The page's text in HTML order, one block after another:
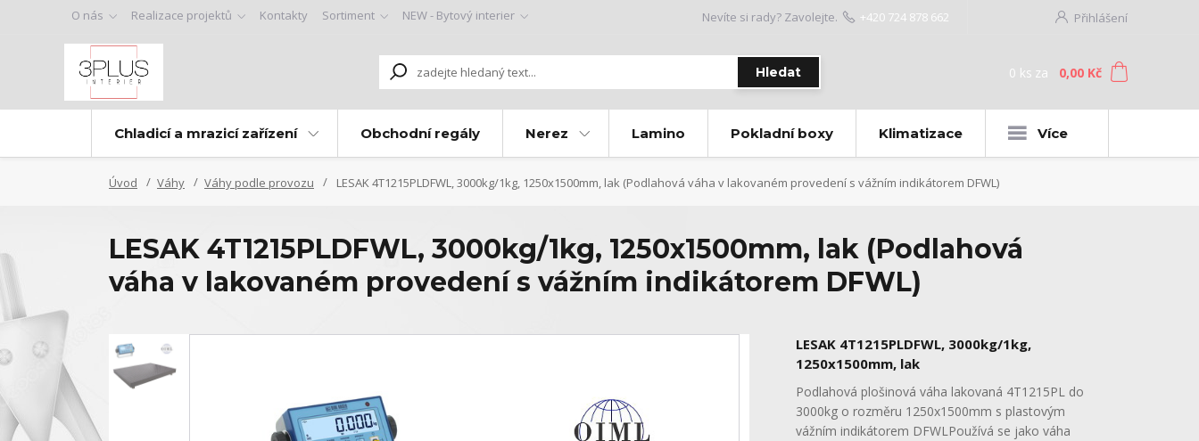
O nás Realizace projektů Kontakty Sortiment NEW - Bytový interier Přihlášení
Hledat
Nevíte si rady? Zavolejte. +420 724 878 662
0 ks za 0,00 Kč
Chladicí a mrazicí zařízení Obchodní regály Nerez Lamino Pokladní boxy Klimatizace Více
Úvod Váhy Váhy podle provozu LESAK 4T1215PLDFWL, 3000kg/1kg, 1250x1500mm, lak (Podlahová váha v lakovaném provedení s vážním indikátorem DFWL)
LESAK 4T1215PLDFWL, 3000kg/1kg, 1250x1500mm, lak (Podlahová
váha v lakovaném provedení s vážním indikátorem DFWL)
LESAK 4T1215PLDFWL, 3000kg/1kg,
1250x1500mm, lak
Podlahová plošinová váha lakovaná 4T1215PL do
3000kg o rozměru 1250x1500mm s plastovým
vážním indikátorem DFWLPoužívá se jako váha